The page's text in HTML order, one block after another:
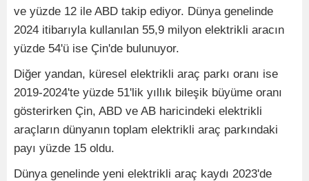
ve yüzde 12 ile ABD takip ediyor. Dünya genelinde
2024 itibarıyla kullanılan 55,9 milyon elektrikli aracın
yüzde 54'ü ise Çin'de bulunuyor.
Diğer yandan, küresel elektrikli araç parkı oranı ise
2019-2024'te yüzde 51'lik yıllık bileşik büyüme oranı
gösterirken Çin, ABD ve AB haricindeki elektrikli
araçların dünyanın toplam elektrikli araç parkındaki
payı yüzde 15 oldu.
Dünya genelinde yeni elektrikli araç kaydı 2023'de